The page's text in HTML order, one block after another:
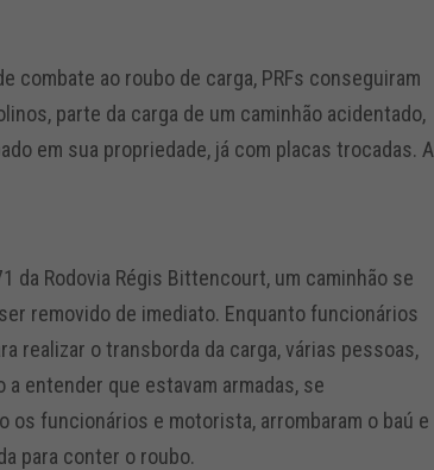
combate ao roubo de carga, PRFs conseguiram
parte da carga de um caminhão acidentado,
em sua propriedade, já com placas trocadas. A
da Rodovia Régis Bittencourt, um caminhão se
removido de imediato. Enquanto funcionários
realizar o transborda da carga, várias pessoas,
entender que estavam armadas, se
os funcionários e motorista, arrombaram o baú e
para conter o roubo.